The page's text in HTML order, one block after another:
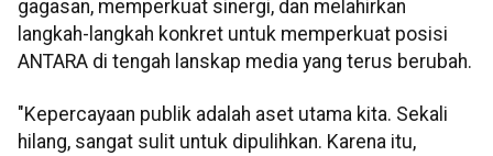
gagasan, memperkuat sinergi, dan melahirkan
langkah-langkah konkret untuk memperkuat posisi
ANTARA di tengah lanskap media yang terus berubah.
"Kepercayaan publik adalah aset utama kita. Sekali
hilang, sangat sulit untuk dipulihkan. Karena itu,